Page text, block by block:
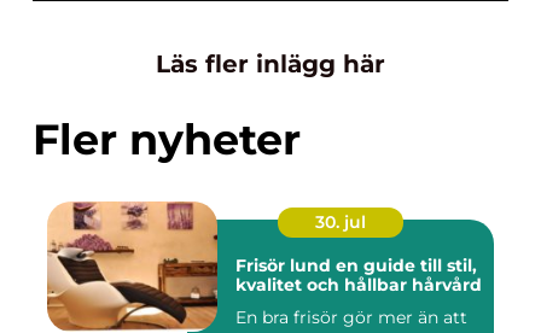
Läs fler inlägg här
Fler nyheter
30. jul
Frisör lund en guide till stil,
kvalitet och hållbar hårvård
En bra frisör gör mer än att